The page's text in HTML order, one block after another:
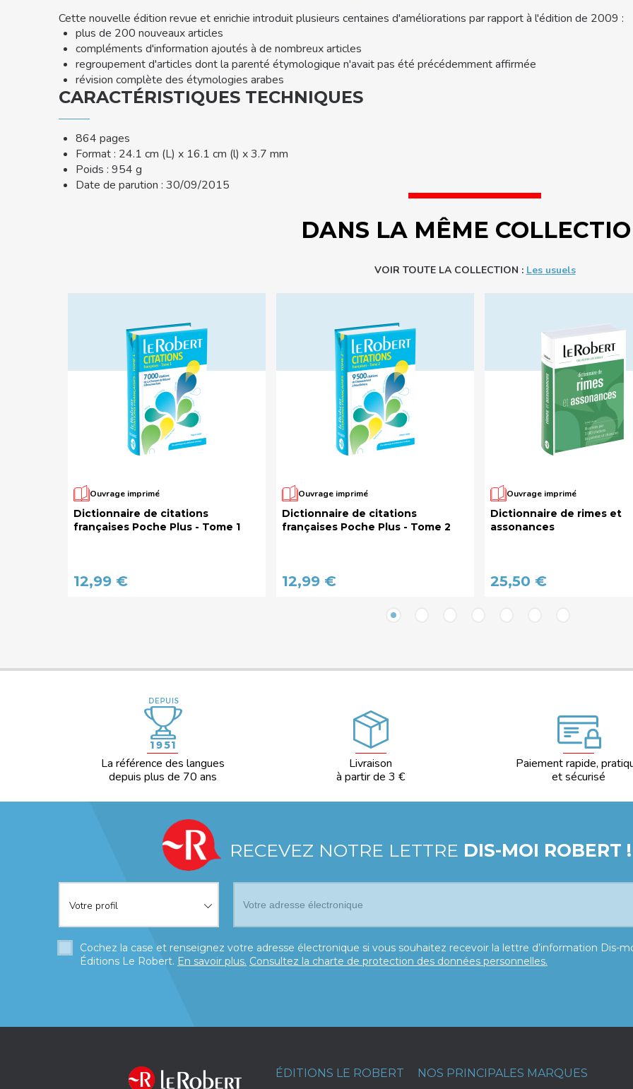
Cette nouvelle édition revue et enrichie introduit plusieurs centaines d'améliorations par rapport à l'édition de 2009 :
plus de 200 nouveaux articles
compléments d'information ajoutés à de nombreux articles
regroupement d'articles dont la parenté étymologique n'avait pas été précédemment affirmée
révision complète des étymologies arabes
CARACTÉRISTIQUES TECHNIQUES
864 pages
Format : 24.1 cm (L) x 16.1 cm (l) x 3.7 mm
Poids : 954 g
Date de parution : 30/09/2015
DANS LA MÊME
VOIR TOUTE LA COLLECTION : Les usuels
Ouvrage imprimé
Dictionnaire de citations
françaises Poche Plus - Tome 1
12,99 €
Ouvrage imprimé
Dictionnaire de citations
françaises Poche Plus - Tome 2
12,99 €
Ouvrage imprimé
Dictionnaire de rimes et
assonances
25,50 €
La référence des langues
depuis plus de 70 ans
Livraison
à partir de 3 €
Paiement rapide,
et sécurisé
RECEVEZ NOTRE LETTRE DIS-MOI ROBERT !
Votre profil*
Votre profil
Cochez la case et renseignez votre adresse électronique si vous souhaitez recevoir la lettre d’information Dis-
Éditions Le Robert. En savoir plus. Consultez la charte de protection des données personnelles.
ÉDITIONS LE ROBERT NOS PRINCIPALES MARQUES